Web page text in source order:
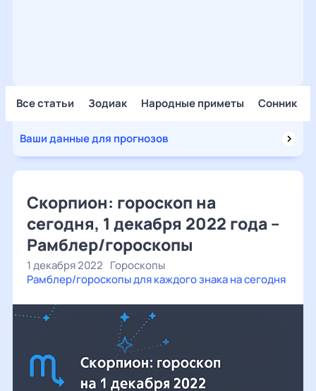
Все статьи Зодиак Народные приметы Сонник
Ваши данные для прогнозов
Скорпион: гороскоп на
сегодня, 1 декабря 2022 года –
Рамблер/гороскопы
1 декабря 2022 Гороскопы
Рамблер/гороскопы для каждого знака на сегодня